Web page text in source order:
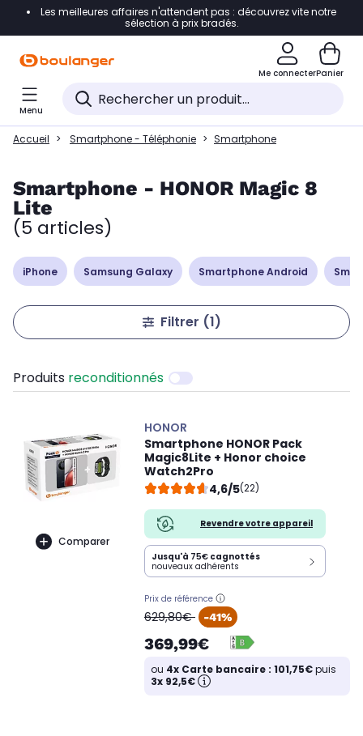
Accéder directement à la navigation
Accéder directement à la liste des produits
Accéder directement au contenu
Accéder directement au pied de page
Accéder directement au chatbot
Les meilleures affaires n'attendent pas : découvrez vite notre
sélection à prix bradés.
Me connecterPanier
Menu
Accueil Smartphone - Téléphonie Smartphone
Smartphone - HONOR Magic 8
Lite
(5 articles)
iPhone Samsung Galaxy Smartphone Android
Filtrer (1)
Produits reconditionnés
Comparer
HONOR
Smartphone HONOR Pack
Magic8Lite + Honor choice
Watch2Pro
4,6/5(22)
Revendre votre appareil
Jusqu'à 75€ cagnottés
nouveaux adhérents
Prix de référence
oldPrice
629,80€ -41%
369,99€
ou 4x Carte bancaire : 101,75€puis
3x 92,5€